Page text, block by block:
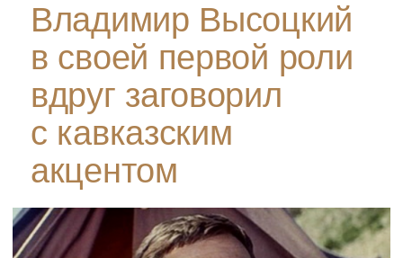
Владимир Высоцкий
в своей первой роли
вдруг заговорил
с кавказским
акцентом